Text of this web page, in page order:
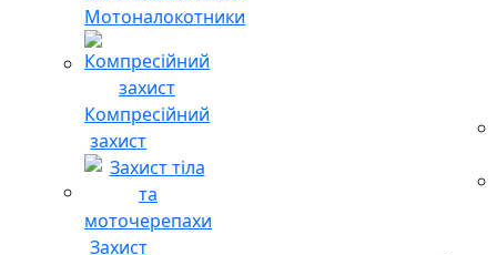
Мотоналокотники
Компресійний
захист
Захист